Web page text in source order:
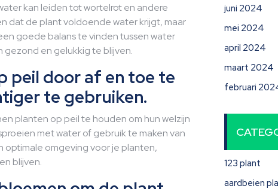
kan leiden tot wortelrot en andere
dat de plant voldoende water krijgt, maar
goede balans te vinden tussen water
en gelukkig te blijven.
peil door af en toe te
te gebruiken.
planten op peil te houden om hun welzijn
met water of gebruik te maken van
optimale omgeving voor je planten,
blijven.
juni 2024
mei 2024
april 2024
maart 2024
februari
123 plant
aardbeien